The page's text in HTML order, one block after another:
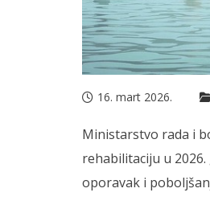
16. mart 2026.
Ministarstvo rada i
rehabilitaciju u
oporavak i